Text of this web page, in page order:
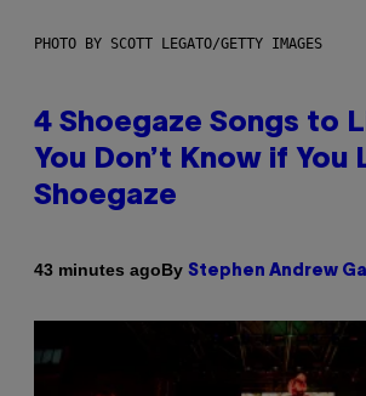
PHOTO BY SCOTT LEGATO/GETTY IMAGES
4 Shoegaze Songs to
You Don’t Know if You
Shoegaze
43 minutes agoBy Stephen Andrew